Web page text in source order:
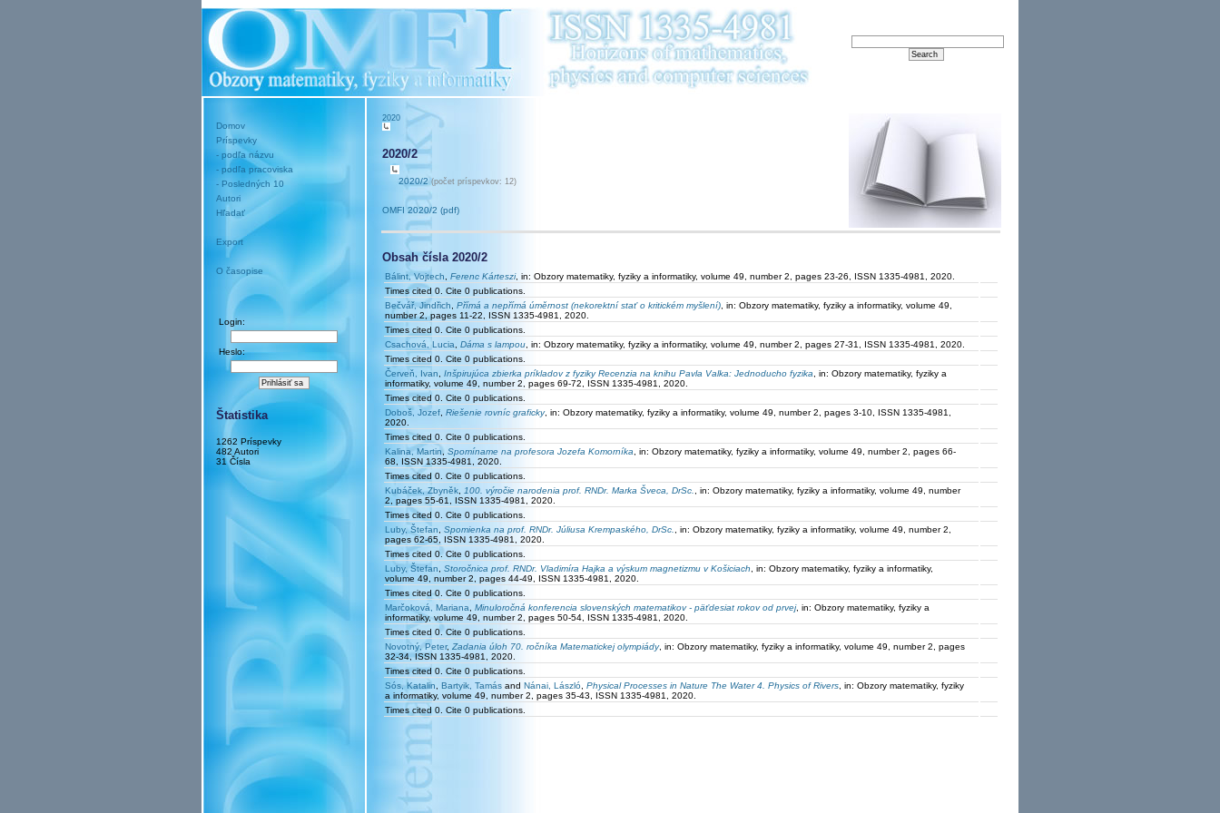
Domov
Príspevky
- podľa názvu
- podľa pracoviska
- Posledných 10
Autori
Hľadať
Export
O časopise
Login:
Heslo:
Štatistika
1262 Príspevky
482 Autori
31 Čísla
2020
2020/2
2020/2 (počet príspevkov: 12)
OMFI 2020/2 (pdf)
Obsah čísla 2020/2
Bálint, Vojtech Ferenc Kárteszi, in: Obzory matematiky, fyziky a informatiky, volume 49, number 2, pages 23-26, ISSN 1335-4981, 2020.
Times cited 0. Cite 0 publications.
Bečvář, Jindřich
Přímá a nepřímá úměrnost (nekorektní stať o kritickém myšlení) , in: Obzory matematiky, fyziky a informatiky, volume 49,
number 2, pages 11-22, ISSN 1335-4981, 2020.
Times cited 0. Cite 0 publications.
Csachová, Lucia
Dáma s lampou , in: Obzory matematiky, fyziky a informatiky, volume 49, number 2, pages 27-31, ISSN 1335-4981, 2020.
Times cited 0. Cite 0 publications.
Červeň, Ivan
Inšpirujúca zbierka príkladov z fyziky Recenzia na knihu Pavla Valka: Jednoducho fyzika , in: Obzory matematiky, fyziky a
informatiky, volume 49, number 2, pages 69-72, ISSN 1335-4981, 2020.
Times cited 0. Cite 0 publications.
Doboš, Jozef Riešenie rovníc graficky, in: Obzory matematiky, fyziky a informatiky, volume 49, number 2, pages 3-10, ISSN 1335-4981,
2020.
Times cited 0. Cite 0 publications.
Kalina, Martin
Spomíname na profesora Jozefa Komorníka , in: Obzory matematiky, fyziky a informatiky, volume 49, number 2, pages 66-
68, ISSN 1335-4981, 2020.
Times cited 0. Cite 0 publications.
Kubáček, Zbyněk
100. výročie narodenia prof. RNDr. Marka Šveca, DrSc.
, in: Obzory matematiky, fyziky a informatiky, volume 49, number
2, pages 55-61, ISSN 1335-4981, 2020.
Times cited 0. Cite 0 publications.
Luby, Štefan
Spomienka na prof. RNDr. Júliusa Krempaského, DrSc.
, in: Obzory matematiky, fyziky a informatiky, volume 49, number 2,
pages 62-65, ISSN 1335-4981, 2020.
Times cited 0. Cite 0 publications.
Luby, Štefan
Storočnica prof. RNDr. Vladimíra Hajka a výskum magnetizmu v Košiciach , in: Obzory matematiky, fyziky a informatiky,
volume 49, number 2, pages 44-49, ISSN 1335-4981, 2020.
Times cited 0. Cite 0 publications.
Marčoková, Mariana
Minuloročná konferencia slovenských matematikov - päťdesiat rokov od prvej, in: Obzory matematiky, fyziky a
informatiky, volume 49, number 2, pages 50-54, ISSN 1335-4981, 2020.
Times cited 0. Cite 0 publications.
Novotný, Peter, Zadania úloh 70. ročníka Matematickej olympiády, in: Obzory matematiky, fyziky a informatiky, volume 49, number 2, pages
32-34, ISSN 1335-4981, 2020.
Times cited 0. Cite 0 publications.
Sós, Katalin
Bartyik, Tamás and Nánai, László Physical Processes in Nature The Water 4. Physics of Rivers , in: Obzory matematiky, fyziky
a informatiky, volume 49, number 2, pages 35-43, ISSN 1335-4981, 2020.
Times cited 0. Cite 0 publications.